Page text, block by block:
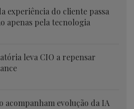
experiência do cliente passa
apenas pela tecnologia
leva CIO a repensar
acompanham evolução da IA